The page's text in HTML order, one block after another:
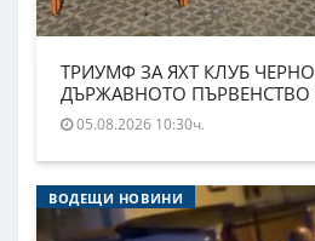
ТРИУМФ ЗА ЯХТ КЛУБ
ДЪРЖАВНОТО
05.08.2026 10:30ч.
ВОДЕЩИ НОВИНИ